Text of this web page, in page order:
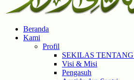
Beranda
Kami
Profil
SEKILAS
Visi & Misi
Pengasuh